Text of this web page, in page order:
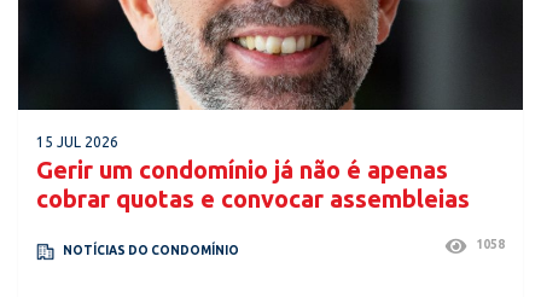
15 JUL 2026
Gerir um condomínio já não é apenas
cobrar quotas e convocar assembleias
NOTÍCIAS DO CONDOMÍNIO 1058